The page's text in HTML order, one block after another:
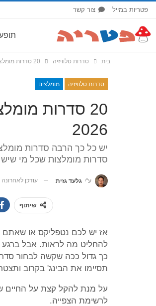
פטריות במייל צור קשר
בית סדרות טלוויזיה 20 סדרות מומלצות בנטפליקס שאסור לכם לפספס | אוגוסט 2026
סדרות טלוויזיה מומלצים
20 סדרות
2026
יש כל כך הרבה סדרות
סדרות מומלצות שכל מי שיש
ע"י גלעד גזית עודכן לאחרונה
שיתוף
אז יש לכם נטפליקס או
להחליט מה לראות. אבל ברגע
כך גדול ככה שקשה לבחור
תסיימו את הבינג' בקרוב
לרשימת הצפייה.